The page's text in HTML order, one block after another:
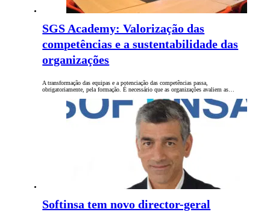
SGS Academy: Valorização das
competências e a sustentabilidade das
organizações
A transformação das equipas e a potenciação das competências passa,
obrigatoriamente, pela formação. É necessário que as organizações avaliem as…
Softinsa tem novo director-geral